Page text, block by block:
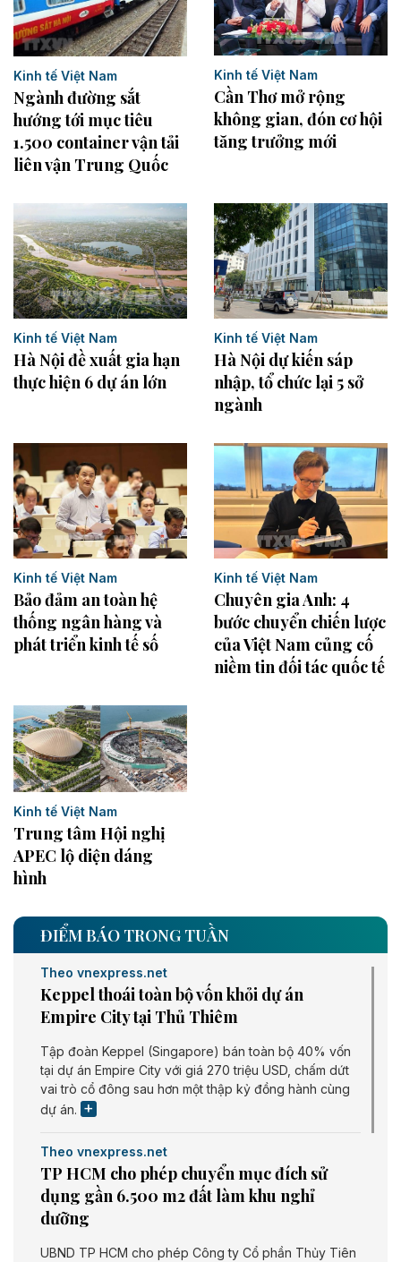
Kinh tế Việt Nam
Ngành đường sắt
hướng tới mục tiêu
1.500 container vận tải
liên vận Trung Quốc
Kinh tế Việt Nam
Cần Thơ mở rộng
không gian, đón cơ hội
tăng trưởng mới
Kinh tế Việt Nam
Hà Nội đề xuất gia hạn
thực hiện 6 dự án lớn
Kinh tế Việt Nam
Hà Nội dự kiến sáp
nhập, tổ chức lại 5 sở
ngành
Kinh tế Việt Nam
Bảo đảm an toàn hệ
thống ngân hàng và
phát triển kinh tế số
Kinh tế Việt Nam
Chuyên gia Anh: 4
bước chuyển chiến lược
của Việt Nam củng cố
niềm tin đối tác quốc tế
Kinh tế Việt Nam
Trung tâm Hội nghị
APEC lộ diện dáng
hình
ĐIỂM BÁO TRONG TUẦN
Theo vnexpress.net
Keppel thoái toàn bộ vốn khỏi dự án
Empire City tại Thủ Thiêm
Tập đoàn Keppel (Singapore) bán toàn bộ 40% vốn
tại dự án Empire City với giá 270 triệu USD, chấm dứt
vai trò cổ đông sau hơn một thập kỷ đồng hành cùng
dự án.
Theo vnexpress.net
TP HCM cho phép chuyển mục đích sử
dụng gần 6.500 m2 đất làm khu nghỉ
dưỡng
UBND TP HCM cho phép Công ty Cổ phần Thủy Tiên